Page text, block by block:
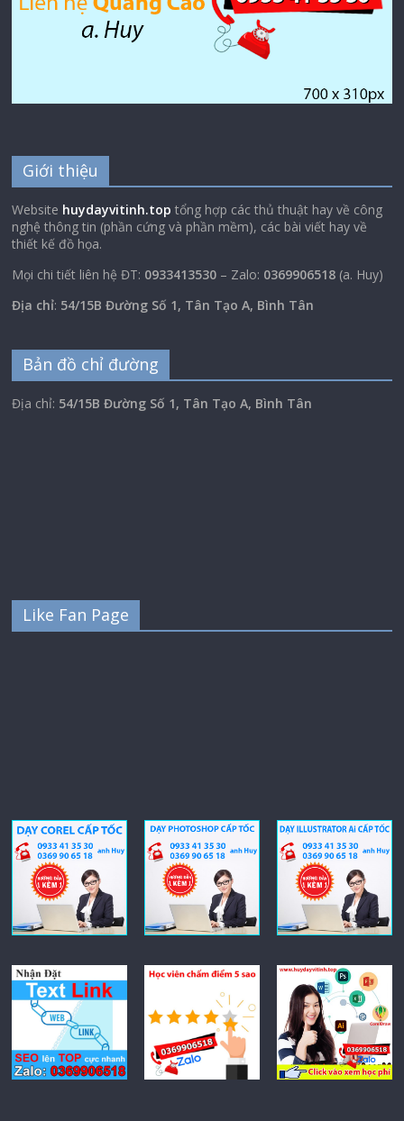
Giới thiệu
Website huydayvitinh.top tổng hợp các thủ thuật hay về công
nghệ thông tin (phần cứng và phần mềm), các bài viết hay về
thiết kế đồ họa.
Mọi chi tiết liên hệ ĐT: 0933413530 – Zalo: 0369906518 (a. Huy)
Địa chỉ: 54/15B Đường Số 1, Tân Tạo A, Bình Tân
Bản đồ chỉ đường
Địa chỉ: 54/15B Đường Số 1, Tân Tạo A, Bình Tân
Like Fan Page